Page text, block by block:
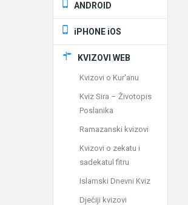
ANDROID
iPHONE iOS
KVIZOVI WEB
Kvizovi o Kur'anu
Kviz Sira – Životopis
Poslanika
Ramazanski kvizovi
Kvizovi o zekatu i
sadekatul fitru
Islamski Dnevni Kviz
Dječiji kvizovi